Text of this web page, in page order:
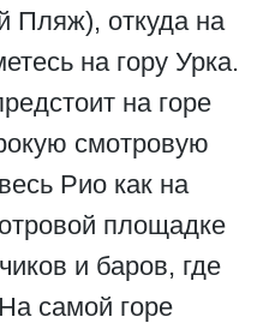
Пляж), откуда на
на гору Урка.
на горе
смотровую
Рио как на
площадке
и баров, где
самой горе